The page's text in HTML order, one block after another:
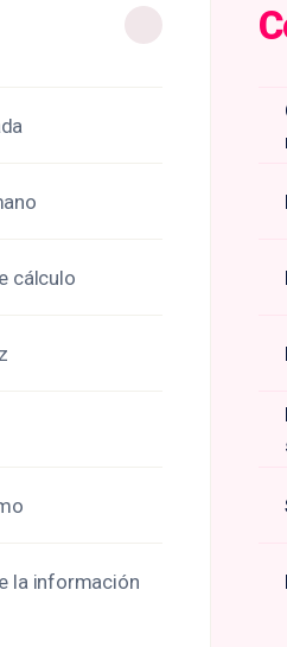
cálculo
la información